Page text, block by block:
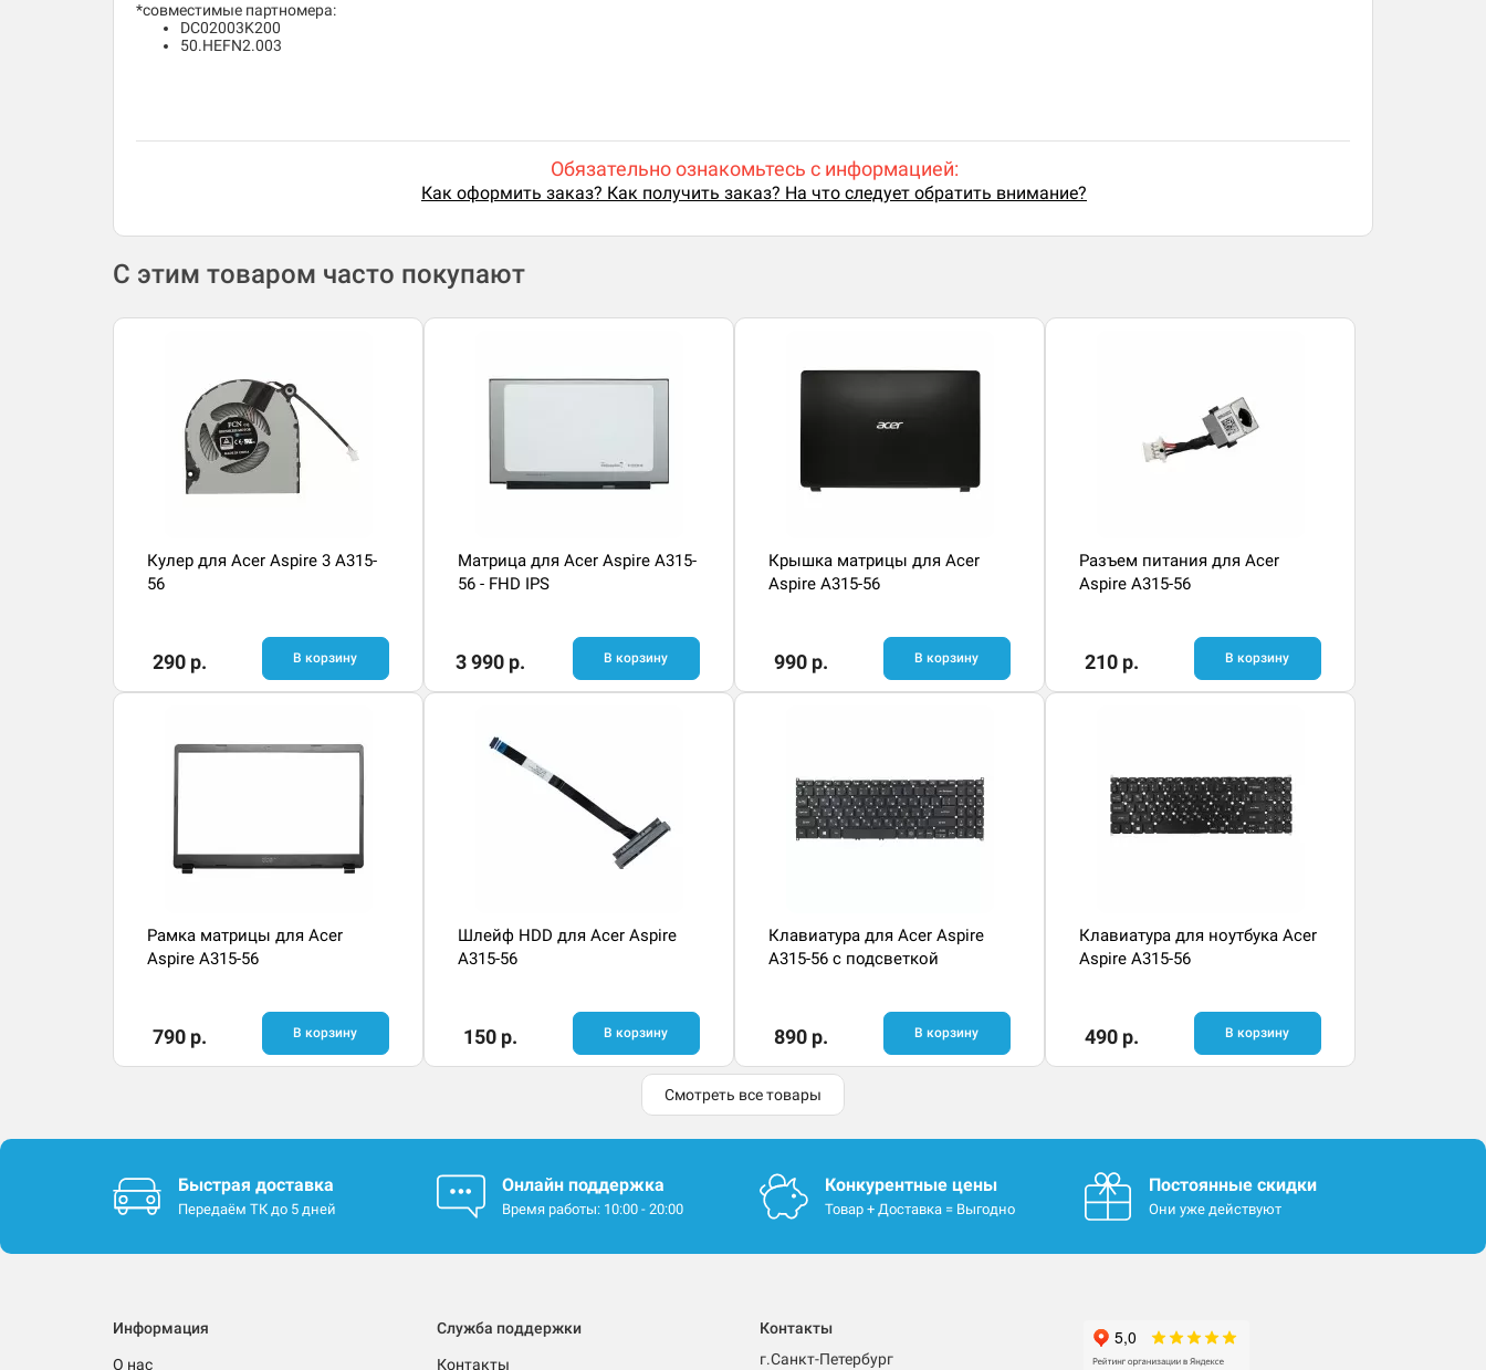
*совместимые партномера:
DC02003K200
50.HEFN2.003
Обязательно ознакомьтесь с информацией:
Как оформить заказ? Как получить заказ? На что следует обратить внимание?
С этим товаром часто покупают
Кулер для Acer Aspire 3 A315-
56
290 р. В корзину
Матрица для Acer Aspire A315-
56 - FHD IPS
3 990 р. В корзину
Крышка матрицы для Acer
Aspire A315-56
990 р. В корзину
Разъем питания для Acer
Aspire A315-56
210 р. В корзину
Рамка матрицы для Acer
Aspire A315-56
790 р. В корзину
Шлейф HDD для Acer Aspire
A315-56
150 р. В корзину
Клавиатура для Acer Aspire
A315-56 с подсветкой
890 р. В корзину
Клавиатура для ноутбука Acer
Aspire A315-56
490 р. В корзину
Смотреть все товары
Быстрая доставка
Передаём ТК до 5 дней
Онлайн поддержка
Время работы: 10:00 - 20:00
Конкурентные цены
Товар + Доставка = Выгодно
Постоянные скидки
Они уже действуют
Информация
О нас
Служба поддержки
Контакты
Контакты
г.Санкт-Петербург